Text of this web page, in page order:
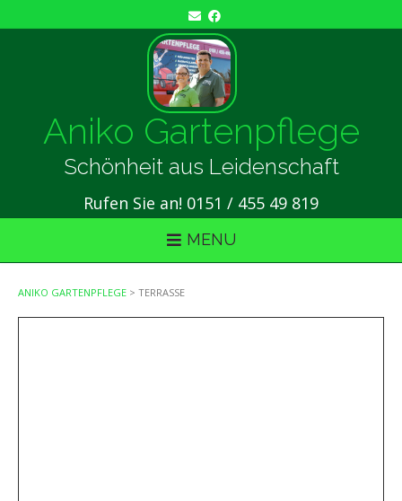
Aniko Gartenpflege
Schönheit aus Leidenschaft
Rufen Sie an! 0151 / 455 49 819
MENU
ANIKO GARTENPFLEGE > TERRASSE